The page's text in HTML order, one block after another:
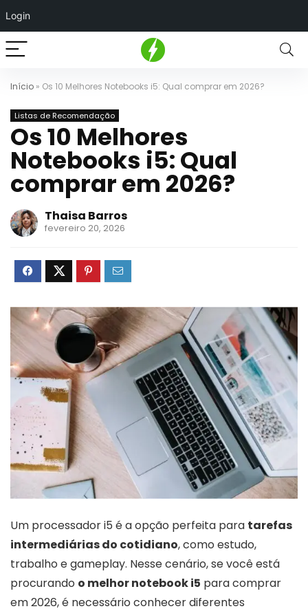
Login
Início » Os 10 Melhores Notebooks i5: Qual comprar em 2026?
Listas de Recomendação
Os 10 Melhores
Notebooks i5: Qual
comprar em 2026?
Thaisa Barros
fevereiro 20, 2026
Um processador i5 é a opção perfeita para tarefas
intermediárias do cotidiano, como estudo,
trabalho e gameplay. Nesse cenário, se você está
procurando o melhor notebook i5 para comprar
em 2026, é necessário conhecer diferentes